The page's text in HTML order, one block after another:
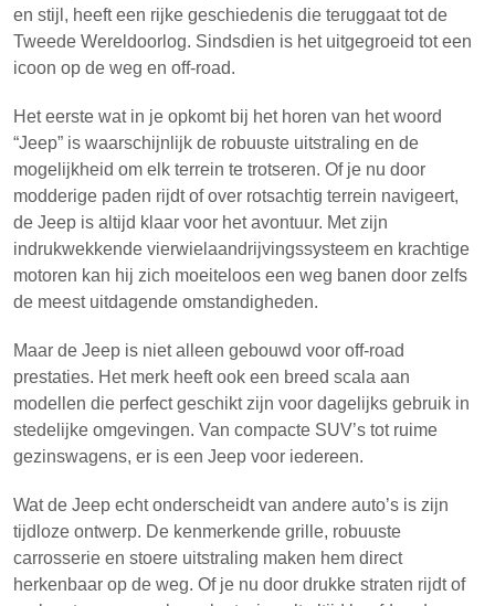
en stijl, heeft een rijke geschiedenis die teruggaat tot de
Tweede Wereldoorlog. Sindsdien is het uitgegroeid tot een
icoon op de weg en off-road.
Het eerste wat in je opkomt bij het horen van het woord
“Jeep” is waarschijnlijk de robuuste uitstraling en de
mogelijkheid om elk terrein te trotseren. Of je nu door
modderige paden rijdt of over rotsachtig terrein navigeert,
de Jeep is altijd klaar voor het avontuur. Met zijn
indrukwekkende vierwielaandrijvingssysteem en krachtige
motoren kan hij zich moeiteloos een weg banen door zelfs
de meest uitdagende omstandigheden.
Maar de Jeep is niet alleen gebouwd voor off-road
prestaties. Het merk heeft ook een breed scala aan
modellen die perfect geschikt zijn voor dagelijks gebruik in
stedelijke omgevingen. Van compacte SUV’s tot ruime
gezinswagens, er is een Jeep voor iedereen.
Wat de Jeep echt onderscheidt van andere auto’s is zijn
tijdloze ontwerp. De kenmerkende grille, robuuste
carrosserie en stoere uitstraling maken hem direct
herkenbaar op de weg. Of je nu door drukke straten rijdt of